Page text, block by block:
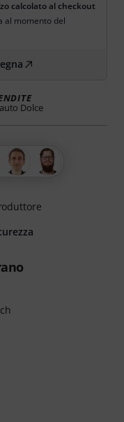
calcolato al checkout
al momento del
Dolce